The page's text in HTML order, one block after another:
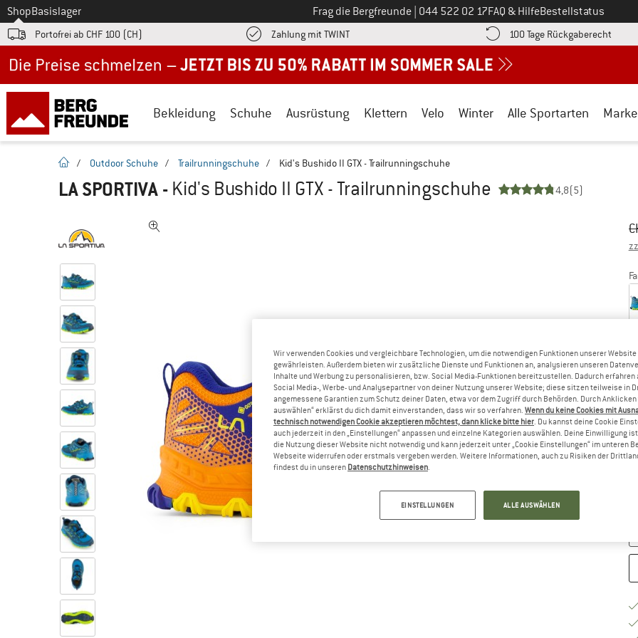
Zum
ShopBasislager Frag die Bergfreunde Ruf uns an unter
044 522 02 17FAQ & HilfeBestellstatus
Portofrei ab CHF 100 (CH) Zahlung mit TWINTFinde die Zahlungs-Infos hier! Öffnet sich in einer Infobox
100 Tage Rückgaberecht
Bekleidung Schuhe Ausrüstung Klettern Velo Winter Alle Sportarten
Startseite
/ Outdoor Schuhe / Trailrunningschuhe / Kid's Bushido II GTX - Trailrunningschuhe
LA SPORTIVA - Kid's Bushido II GTX - Trailrunningschuhe 4,8(5)
Wir verwenden Cookies und vergleichbare Technologien, um die notwendigen Funktionen unserer Website
gewährleisten. Außerdem bieten wir zusätzliche Dienste und Funktionen an, analysieren unseren
Inhalte und Werbung zu personalisieren, bzw. Social Media-Funktionen bereitzustellen. Dadurch erfahren
Social Media-, Werbe- und Analysepartner von deiner Nutzung unserer Website; diese sitzen teilweise in
angemessene Garantien zum Schutz deiner Daten, etwa vor dem Zugriff durch Behörden. Durch Anklicken
auswählen“ erklärst du dich damit einverstanden, dass wir so verfahren. Wenn du keine Cookies mit
technisch notwendigen Cookie akzeptieren möchtest, dann klicke bitte hier. Du kannst deine Cookie
auch jederzeit in den „Einstellungen“ anpassen und einzelne Kategorien auswählen. Deine Einwilligung
die Nutzung dieser Website nicht notwendig und kann jederzeit unter „Cookie Einstellungen“ im unteren
Webseite widerrufen oder erstmals vergeben werden. Weitere Informationen, auch zu Risiken der
findest du in unseren Datenschutzhinweisen.
EINSTELLUNGEN ALLE AUSWÄHLEN